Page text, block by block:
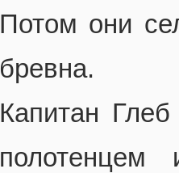
Потом они
бревна.
Капитан